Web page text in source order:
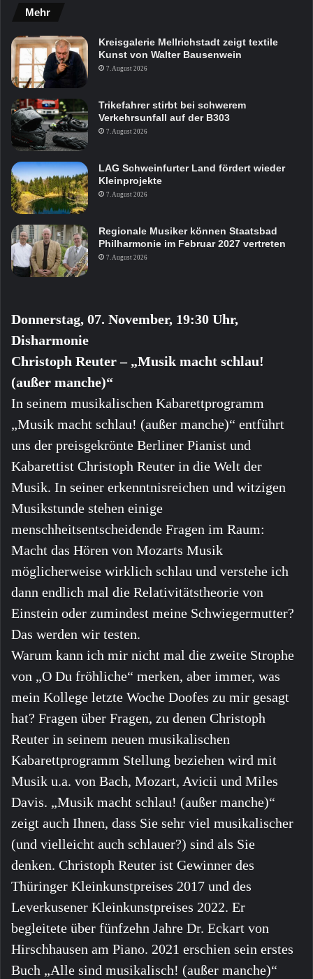
Mehr
Kreisgalerie Mellrichstadt zeigt textile
Kunst von Walter Bausenwein
7. August 2026
Trikefahrer stirbt bei schwerem
Verkehrsunfall auf der B303
7. August 2026
LAG Schweinfurter Land fördert wieder
Kleinprojekte
7. August 2026
Regionale Musiker können Staatsbad
Philharmonie im Februar 2027 vertreten
7. August 2026
Donnerstag, 07. November, 19:30 Uhr,
Disharmonie
Christoph Reuter – „Musik macht schlau!
(außer manche)“
In seinem musikalischen Kabarettprogramm
„Musik macht schlau! (außer manche)“ entführt
uns der preisgekrönte Berliner Pianist und
Kabarettist Christoph Reuter in die Welt der
Musik. In seiner erkenntnisreichen und witzigen
Musikstunde stehen einige
menschheitsentscheidende Fragen im Raum:
Macht das Hören von Mozarts Musik
möglicherweise wirklich schlau und verstehe ich
dann endlich mal die Relativitätstheorie von
Einstein oder zumindest meine Schwiegermutter?
Das werden wir testen.
Warum kann ich mir nicht mal die zweite Strophe
von „O Du fröhliche“ merken, aber immer, was
mein Kollege letzte Woche Doofes zu mir gesagt
hat? Fragen über Fragen, zu denen Christoph
Reuter in seinem neuen musikalischen
Kabarettprogramm Stellung beziehen wird mit
Musik u.a. von Bach, Mozart, Avicii und Miles
Davis. „Musik macht schlau! (außer manche)“
zeigt auch Ihnen, dass Sie sehr viel musikalischer
(und vielleicht auch schlauer?) sind als Sie
denken. Christoph Reuter ist Gewinner des
Thüringer Kleinkunstpreises 2017 und des
Leverkusener Kleinkunstpreises 2022. Er
begleitete über fünfzehn Jahre Dr. Eckart von
Hirschhausen am Piano. 2021 erschien sein erstes
Buch „Alle sind musikalisch! (außer manche)“